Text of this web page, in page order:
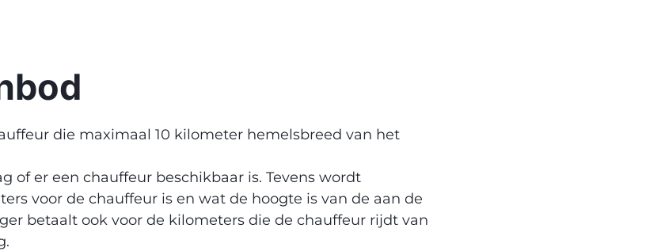
die maximaal 10 kilometer hemelsbreed van het
of er een chauffeur beschikbaar is. Tevens wordt
voor de chauffeur is en wat de hoogte is van de aan de
betaalt ook voor de kilometers die de chauffeur rijdt van